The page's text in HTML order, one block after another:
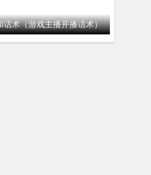
话术（游戏主播开播话术）